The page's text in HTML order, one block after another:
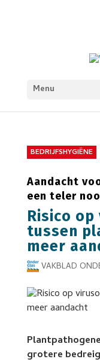
Menu
BEDRIJFSHYGIËNE
Aandacht
een teler
Risico
tussen
meer
VAKBLAD
grotere